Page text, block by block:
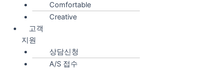
Comfortable
Creative
고객
지원
상담신청
A/S 접수